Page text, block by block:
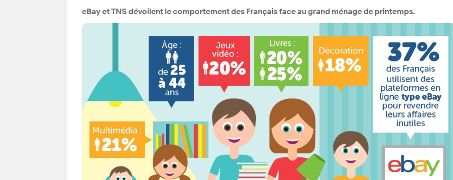
eBay et TNS dévoilent le comportement des Français face au grand ménage de printemps.